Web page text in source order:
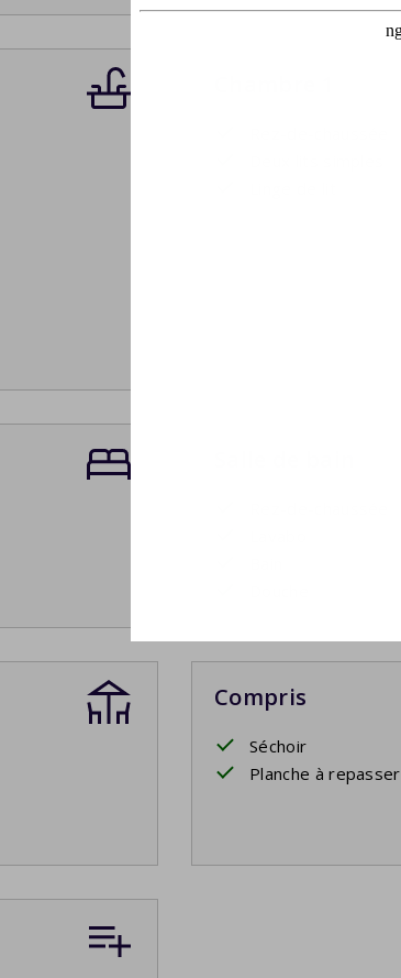
Compris
Séchoir
Planche à repasser